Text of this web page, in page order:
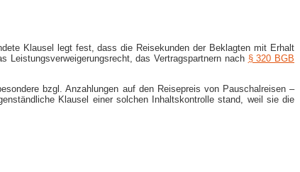
Klausel legt fest, dass die Reisekunden der Beklagten mit Erhalt
das Vertragspartnern nach § 320 BGB
bzgl. Anzahlungen auf den Reisepreis von Pauschalreisen –
Klausel einer solchen Inhaltskontrolle stand, weil sie die